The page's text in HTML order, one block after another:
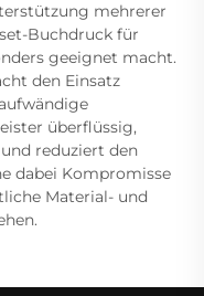
mehrerer
Buchdruck für
geeignet macht.
den Einsatz
überflüssig,
reduziert den
dabei Kompromisse
Material- und